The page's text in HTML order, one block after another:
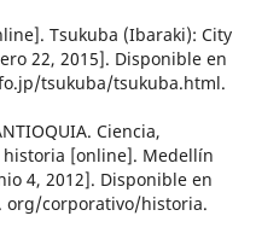
Tsukuba (Ibaraki): City
22, 2015]. Disponible en
tsukuba/tsukuba.html.
Ciencia,
historia [online]. Medellín
4, 2012]. Disponible en
corporativo/historia.